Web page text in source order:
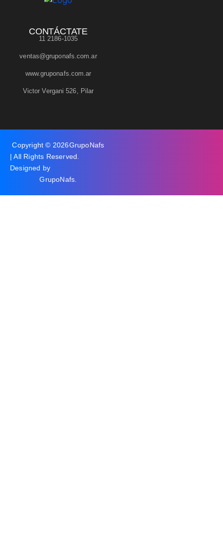
CONTÁCTATE
11 2186-1035
ventas@gruponafs.com.ar
www.gruponafs.com.ar
Victor Vergani 526, Pilar
Copyright © 2026GrupoNafs
| All Rights Reserved.
Designed by
GrupoNafs